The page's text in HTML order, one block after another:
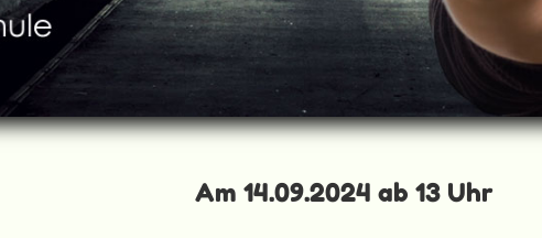
Am 14.09.2024 ab 13 Uhr